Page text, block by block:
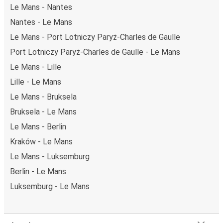
dwutlenku węgla przy zakupie biletu.
Nantes to55,99 zł
znacznie tańsza od innych środków transportu.
Podróż z: Le Mans
dobrze? Oto wszystko, co musisz wiedzieć.
Le Mans jest węzłem komunikacyjnym z
autobusowym; 23 połączeniami do innych miast i
codziennie zabiera podróżujących na przejazdy krajowe i
Miejsce przyjazdu: Nantes
Nantes – przyjeżdżasz tu pierwszy raz? Oto wszystko, co
musisz wiedzieć:
Le Mans - Nantes
Nantes - Le Mans
Le Mans - Port Lotniczy Paryż-Charles de Gaulle
Port Lotniczy Paryż-Charles de Gaulle - Le Mans
Le Mans - Lille
Lille - Le Mans
Le Mans - Bruksela
Bruksela - Le Mans
Le Mans - Berlin
Kraków - Le Mans
Le Mans - Luksemburg
Berlin - Le Mans
Luksemburg - Le Mans